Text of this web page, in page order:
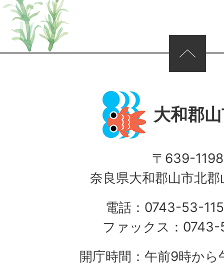
ページの先頭へ
大和郡
〒639-1198
奈良県大和郡山市北
電話：0743-53-
ファックス：
開庁時間：午前9時か